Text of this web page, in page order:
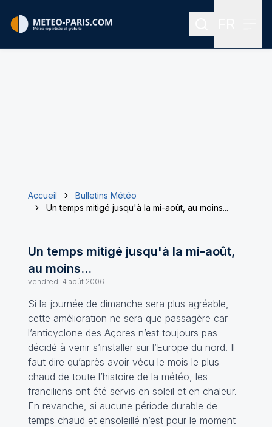
Rechercher
Accueil
Bulletins Météo
Un temps mitigé jusqu'à la mi-août, au moins...
Un temps mitigé jusqu'à la mi-août,
au moins...
vendredi 4 août 2006
Si la journée de dimanche sera plus agréable,
cette amélioration ne sera que passagère car
l’anticyclone des Açores n’est toujours pas
décidé à venir s’installer sur l’Europe du nord. Il
faut dire qu’après avoir vécu le mois le plus
chaud de toute l’histoire de la météo, les
franciliens ont été servis en soleil et en chaleur.
En revanche, si aucune période durable de
temps chaud et ensoleillé n’est pour le moment